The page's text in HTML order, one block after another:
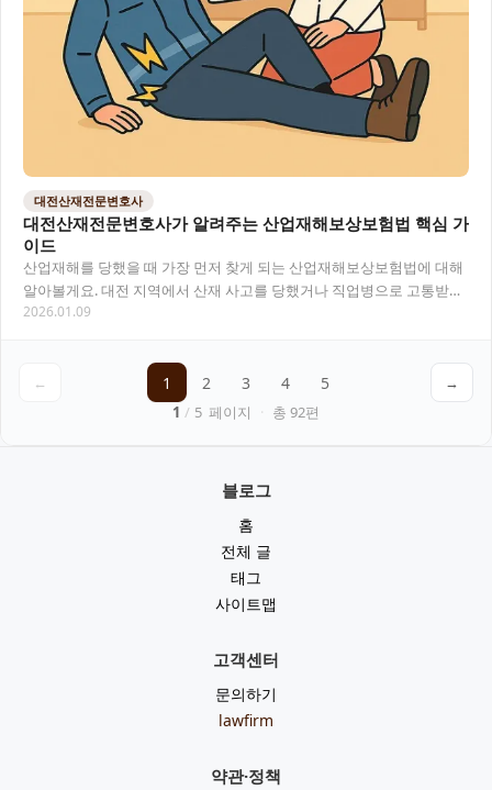
대전산재전문변호사
대전산재전문변호사가 알려주는 산업재해보상보험법 핵심 가
이드
산업재해를 당했을 때 가장 먼저 찾게 되는 산업재해보상보험법에 대해
알아볼게요. 대전 지역에서 산재 사고를 당했거나 직업병으로 고통받고
계신다면, 복잡한 법적 절차와 보상 문제로…
2026.01.09
← 1 2 3 4 5
→
1 / 5 페이지 · 총 92편
블로그
홈
전체 글
태그
사이트맵
고객센터
문의하기
lawfirm
약관·정책